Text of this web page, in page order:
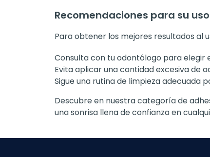
Recomendaciones para su uso
Para obtener los mejores resultados al
Consulta con tu odontólogo para elegir
Evita aplicar una cantidad excesiva de
Sigue una rutina de limpieza adecuada
Descubre en nuestra categoría de
una sonrisa llena de confianza en